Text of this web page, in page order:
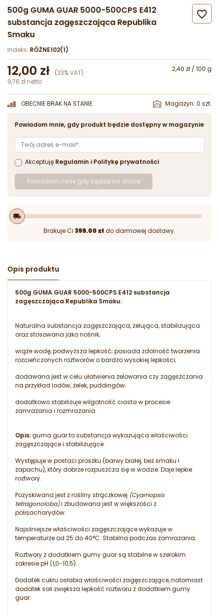
500g GUMA GUAR 5000-500CPS E412
substancja zagęszczająca Republika
Smaku

Indeks: RÓŻNE102(1)
12,00 zł (23% VAT)
2,40 zł / 100 g
9,76 zł netto
OBECNIE BRAK NA STANIE Magazyn: 0 szt.
Powiadom mnie, gdy produkt będzie dostępny w magazynie
Akceptuję Regulamin i Politykę prywatności
Powiadom mnie gdy będzie na stanie
local_shipping
Brakuje Ci 399.00 złdo darmowej dostawy.
Opis produktu
500g GUMA GUAR 5000-500CPS E412 substancja
zagęszczająca Republika Smaku:
Naturalna substancja zagęszczająca, żelująca, stabilizująca
oraz stosowana jako nośnik;
wiąże wodę, podwyższa lepkość; posiada zdolność tworzenia
rozcieńczonych roztworów o bardzo wysokiej lepkości;
dodawana jest w celu ułatwienia żelowania czy zagęszczania
na przykład lodów, żelek, puddingów;
dodatkowo stabilizuje wilgotność ciasta w procesie
zamrażania i rozmrażania.
Opis:guma guar to substancja wykazująca właściwości
zagęszczające i stabilizujące.
Występuje w postaci proszku (barwy białej, bez smaku i
zapachu), który dobrze rozpuszcza się w wodzie. Daje lepkie
roztwory.
Pozyskiwana jest z rośliny strączkowej (Cyamopsis
tetragonoloba)i zbudowana jest w większości z
polisacharydów.
Najsilniejsze właściwości zagęszczające wykazuje w
temperaturze od 25 do 40°C. Stabilna podczas zamrażania.
Roztwory z dodatkiem gumy guar są stabilne w szerokim
zakresie pH (1,0-10,5).
Dodatek cukru osłabia właściwości zagęszczające, natomiast
dodatek soli zwiększa lepkość roztworu z dodatkiem gumy
guar.